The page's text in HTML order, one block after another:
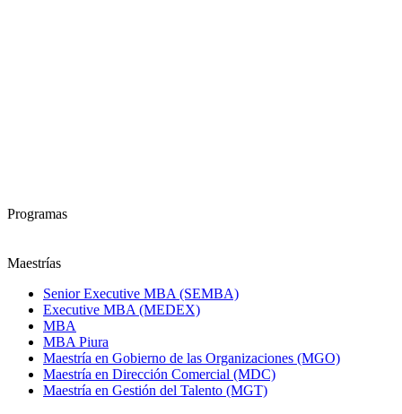
Programas
Maestrías
Senior Executive MBA (SEMBA)
Executive MBA (MEDEX)
MBA
MBA Piura
Maestría en Gobierno de las Organizaciones (MGO)
Maestría en Dirección Comercial (MDC)
Maestría en Gestión del Talento (MGT)